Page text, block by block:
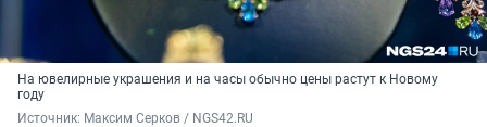
На ювелирные украшения и на часы обычно цены растут к Новому
году
Источник: Максим Серков / NGS42.RU